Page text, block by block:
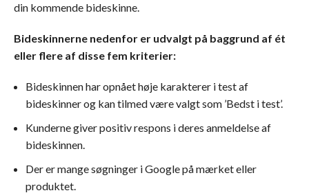
din kommende bideskinne.
Bideskinnerne nedenfor er udvalgt på baggrund af ét
eller flere af disse fem kriterier:
Bideskinnen har opnået høje karakterer i test af
bideskinner og kan tilmed være valgt som ’Bedst i test’.
Kunderne giver positiv respons i deres anmeldelse af
bideskinnen.
Der er mange søgninger i Google på mærket eller
produktet.